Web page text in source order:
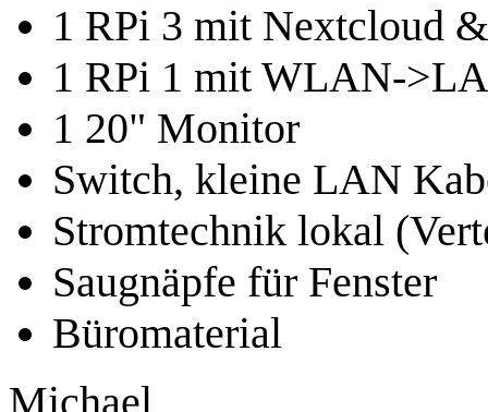
1 RPi 3 mit Nextcloud
1 RPi 1 mit WLAN-
1 20" Monitor
Switch, kleine LAN
Stromtechnik lokal
Saugnäpfe für Fenster
Büromaterial
Michael